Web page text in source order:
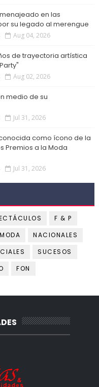
en las
su legado al merengue
Aug 04, 2026
de trayectoria artística
Aug 02, 2026
medio de su
Jul 31, 2026
como ícono de la
Premios a la Moda
Jul 31, 2026
F & P
MODA
NACIONALES
SUCESOS
FON